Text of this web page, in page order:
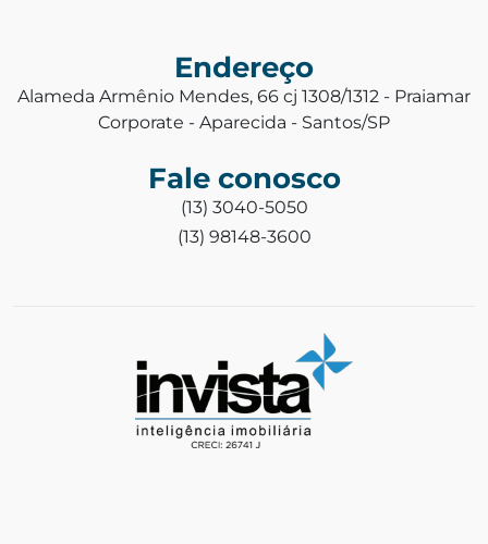
Endereço
Alameda Armênio Mendes, 66 cj 1308/1312 - Praiamar
Corporate - Aparecida - Santos/SP
Fale conosco
(13) 3040-5050
(13) 98148-3600